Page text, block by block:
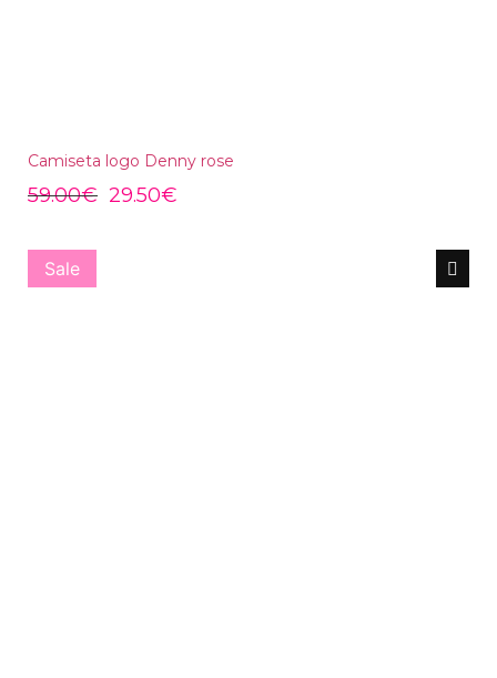
Camiseta logo Denny rose
59.00€ 29.50€
Sale